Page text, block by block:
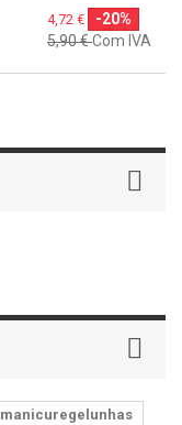
4,72 €
-20%
5,90 €Com IVA
manicuregelunhas